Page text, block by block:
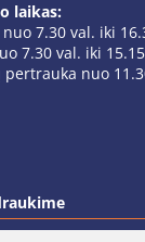
laikas:
nuo 7.30 val. iki
7.30 val. iki
pertrauka nuo